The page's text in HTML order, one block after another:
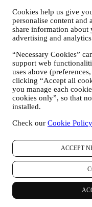
Cookies help us give
personalise content and
share information
advertising and
“Necessary Cookies”
support web
uses above
clicking “Accept all
you manage each
cookies only”, so that
installed.
Check our Cookie Policy
ACCEPT
uw
e-mail sturen naar
afmelding zo
gevallen kunt u nog
afmelding volledig
Weet dat wij uw
persoonsgegevens
bedrijven voor hun
RE-TARGETING
TE PASSEN EN
Wij willen uw
om u een
bieden. Wij doen
analyseren,
producten, uw
pagina's van onze
aanbiedingen u
in combinatie met